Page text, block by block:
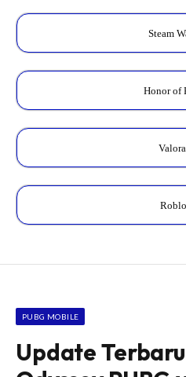
Steam
Honor of
PUBG MOBILE
Update